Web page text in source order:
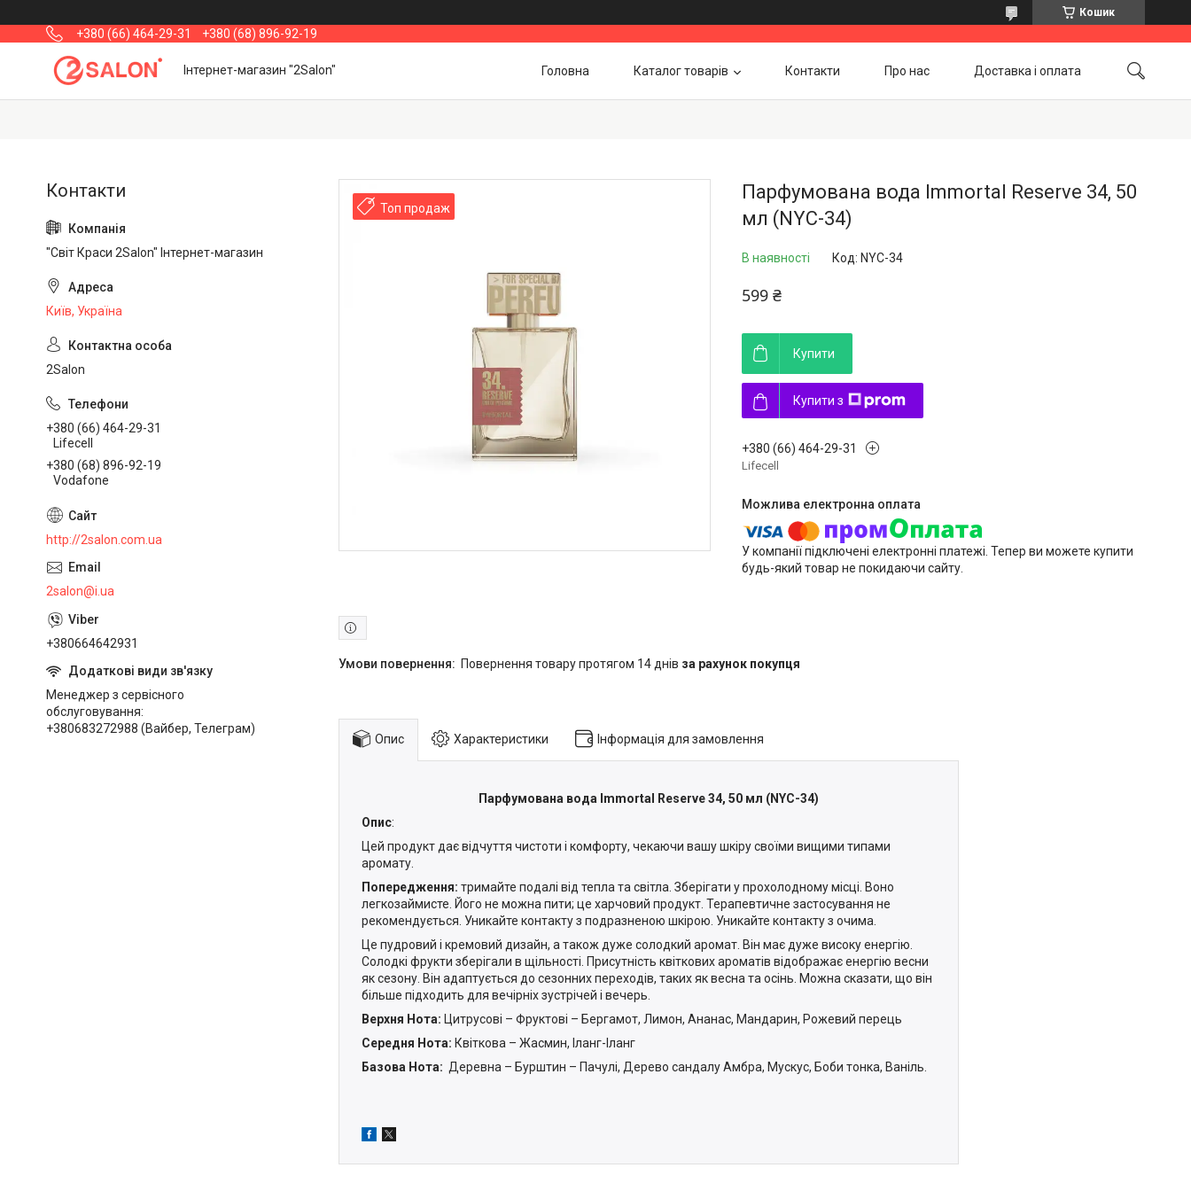
Кошик
+380 (66) 464-29-31 +380 (68) 896-92-19
Інтернет-магазин "2Salon" Головна Каталог товарів Контакти Про нас Доставка і оплата
Топ продаж
Парфумована вода Immortal Reserve 34, 50
мл (NYC-34)
В наявності Код: NYC-34
599 ₴
Купити
Купити з
+380 (66) 464-29-31
Lifecell
У компанії підключені електронні платежі. Тепер ви можете купити
будь-який товар не покидаючи сайту.
повернення товару протягом 14 днів за рахунок покупця
Опис Характеристики Інформація для замовлення
Парфумована вода Immortal Reserve 34, 50 мл (NYC-34)
Опис:
Цей продукт дає відчуття чистоти і комфорту, чекаючи вашу шкіру своїми вищими типами
аромату.
Попередження: тримайте подалі від тепла та світла. Зберігати у прохолодному місці. Воно
легкозаймисте. Його не можна пити; це харчовий продукт. Терапевтичне застосування не
рекомендується. Уникайте контакту з подразненою шкірою. Уникайте контакту з очима.
Це пудровий і кремовий дизайн, а також дуже солодкий аромат. Він має дуже високу енергію.
Солодкі фрукти зберігали в щільності. Присутність квіткових ароматів відображає енергію весни
як сезону. Він адаптується до сезонних переходів, таких як весна та осінь. Можна сказати, що він
більше підходить для вечірніх зустрічей і вечерь.
Верхня Нота: Цитрусові – Фруктові – Бергамот, Лимон, Ананас, Мандарин, Рожевий перець
Середня Нота: Квіткова – Жасмин, Іланг-Іланг
Базова Нота: Деревна – Бурштин – Пачулі, Дерево сандалу Амбра, Мускус, Боби тонка, Ваніль.
"Світ Краси 2Salon" Інтернет-магазин
Київ, Україна
2Salon
+380 (66) 464-29-31
Lifecell
+380 (68) 896-92-19
Vodafone
http://2salon.com.ua
2salon@i.ua
+380664642931
Менеджер з сервісного
обслуговування
+380683272988 (Вайбер, Телеграм)